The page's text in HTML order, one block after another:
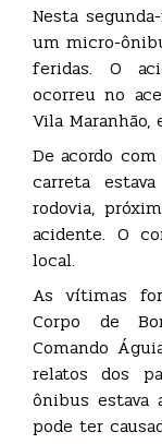
Nesta
um micro-
feridas. O
ocorreu no
Vila Maranhão,
De acordo com
carreta
rodovia,
acidente. O
local.
As vítimas
Corpo de
Comando
relatos dos
ônibus estava
pode ter